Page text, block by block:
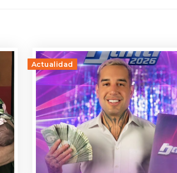
Actualidad